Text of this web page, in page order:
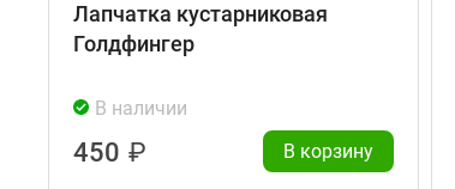
Лапчатка кустарниковая
Голдфингер
В наличии
450 ₽ В корзину